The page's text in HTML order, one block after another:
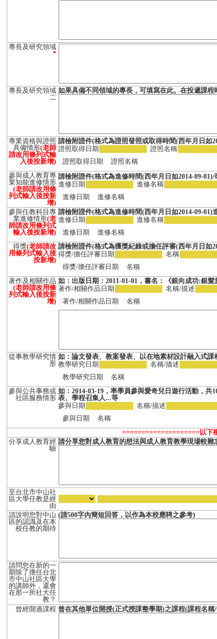
專長及研究領域
*
專長及研究領域
二
如果具備不同領域的專長，可填寫在此。在投遞課
專業資格與證照
具備情形(老師
請改用條列式輸
入後按新增)
請檢附證件(格式為證照發照或取得時間(西年月日如
證照取得日期
證照名稱
證照取得日期
證照名稱
參與成人教育專
業知能進修情形
(老師請改用條
列式輸入後按新
增)
請檢附證件(格式為進修時間(西年月日如2014-09-01)/
進修日期
進修名稱
進修日期
進修名稱
參與任教科目專
業進修情形(老
師請改用條列式
輸入後按新增)
請檢附證件(格式為進修時間(西年月日如2014-09-01)
進修日期
進修名稱
進修日期
進修名稱
得獎(老師請改
用條列式輸入後
按新增)
請檢附證件(格式為獲獎紀錄或擔任評審(西年月日如
得獎/擔任評審日期
名稱
得獎/擔任評審日期
名稱
著作及相關作品
(老師請改用條
列式輸入後按新
增)
如：出版日期：2011-01-01，書名：《銀向成功:銀
著作/相關作品日期
名稱/描述
著作/相關作品日期
名稱
從事教學研究情
形
如：論文發表、教案發表、以在地素材設計融入式
教學研究日期
名稱/描述
教學研究日期
名稱
參與公共事務或
社區服務情形
如：2014-03-19，率學員參與愛奇兒日遊行活動，共
表、學程召集人...等
參與日期
名稱/描述
參與日期
名稱
====================以下
分享成人教育經
驗
請分享您對成人教育的想法與成人教育教學現場較
至台北市中山社
區大學任教是經
由
請說明您對中山
區的認識及在本
校任教的期待
(請500字內簡短回答，以作為本校應聘之參考)
請問您在新的一
期除了擔任台北
市中山社區大學
的講師外，還會
在那一所社大任
教？
曾經開過課程 曾在其他單位開授(正式授課整學期)之課程(課程名